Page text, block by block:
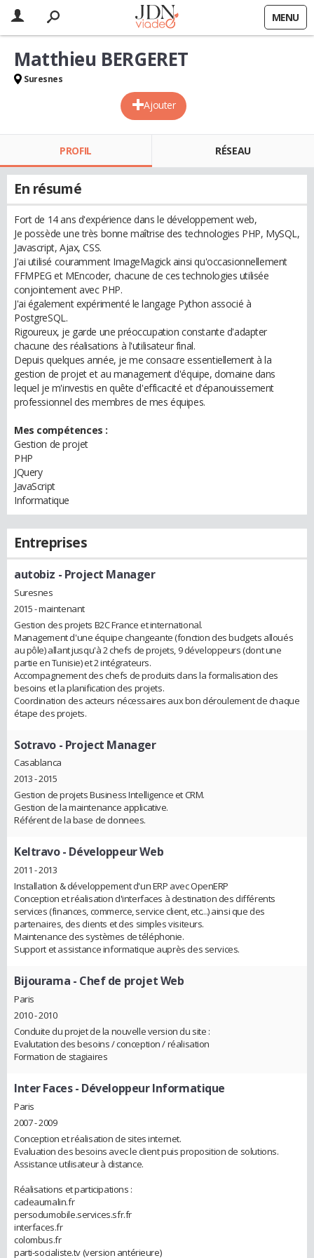
MENU
Ajouter
Matthieu BERGERET
Suresnes
PROFIL RÉSEAU
En résumé
Fort de 14 ans d'expérience dans le développement web,
Je possède une très bonne maîtrise des technologies PHP, MySQL,
Javascript, Ajax, CSS.
J'ai utilisé couramment ImageMagick ainsi qu'occasionnellement
FFMPEG et MEncoder, chacune de ces technologies utilisée
conjointement avec PHP.
J'ai également expérimenté le langage Python associé à
PostgreSQL.
Rigoureux, je garde une préoccupation constante d'adapter
chacune des réalisations à l'utilisateur final.
Depuis quelques année, je me consacre essentiellement à la
gestion de projet et au management d'équipe, domaine dans
lequel je m'investis en quête d'efficacité et d'épanouissement
professionnel des membres de mes équipes.
Mes compétences :
Gestion de projet
PHP
JQuery
JavaScript
Informatique
Entreprises
autobiz - Project Manager
Suresnes
2015 - maintenant
Gestion des projets B2C France et international.
Management d'une équipe changeante (fonction des budgets alloués
au pôle) allant jusqu'à 2 chefs de projets, 9 développeurs (dont une
partie en Tunisie) et 2 intégrateurs.
Accompagnement des chefs de produits dans la formalisation des
besoins et la planification des projets.
Coordination des acteurs nécessaires aux bon déroulement de chaque
étape des projets.
Sotravo - Project Manager
Casablanca
2013 - 2015
Gestion de projets Business Intelligence et CRM.
Gestion de la maintenance applicative.
Référent de la base de donnees.
Keltravo- Développeur Web
2011 - 2013
Installation & développement d'un ERP avec OpenERP
Conception et réalisation d'interfaces à destination des différents
services (finances, commerce, service client, etc...) ainsi que des
partenaires, des clients et des simples visiteurs.
Maintenance des systèmes de téléphonie.
Support et assistance informatique auprès des services.
Bijourama - Chef de projet Web
Paris
2010 - 2010
Conduite du projet de la nouvelle version du site :
Evalutation des besoins / conception / réalisation
Formation de stagiaires
Inter Faces- Développeur Informatique
Paris
2007 - 2009
Conception et réalisation de sites internet.
Evaluation des besoins avec le client puis proposition de solutions.
Assistance utilisateur à distance.
Réalisations et participations :
cadeaumalin.fr
persodumobile.services.sfr.fr
interfaces.fr
colombus.fr
parti-socialiste.tv (version antérieure)